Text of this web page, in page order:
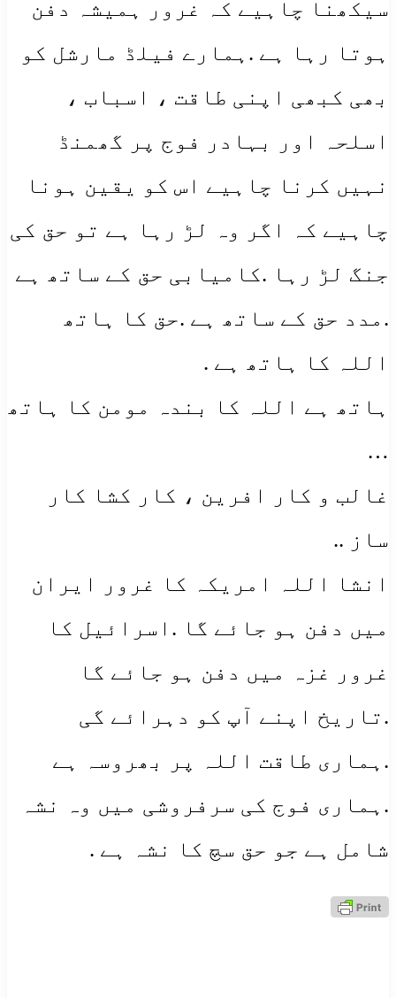
سیکھنا چاہیے کہ غرور ہمیشہ دفن
ہوتا رہا ہے .ہمارے فیلڈ مارشل کو
بھی کبھی اپنی طاقت ، اسباب ،
اسلحہ اور بہادر فوج پر گھمنڈ
نہیں کرنا چاہیے اس کو یقین ہونا
چاہیے کہ اگر وہ لڑ رہا ہے تو حق کی
جنگ لڑ رہا .کامیابی حق کے ساتھ ہے
.مدد حق کے ساتھ ہے .حق کا ہاتھ
اللہ کا ہاتھ ہے .
ہاتھ ہے اللہ کا بندہ مومن کا ہاتھ
…
غالب و کار افرین ، کار کشا کار
ساز ..
انشا اللہ امریکہ کا غرور ایران
میں دفن ہو جائے گا .اسرائیل کا
غرور غزہ میں دفن ہو جائے گا
.تاریخ اپنے آپ کو دہرائے گی
.ہماری طاقت اللہ پر بھروسہ ہے
.ہماری فوج کی سرفروشی میں وہ نشہ
شامل ہے جو حق سچ کا نشہ ہے .